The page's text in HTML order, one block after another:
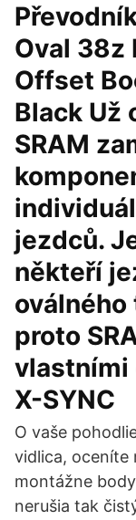
Oval 38z
Offset
Black Už
SRAM
jezdců.
někteří
proto
vlastními
X-SYNC
O vaše
vidlica, oceníte
montážne
nerušia tak